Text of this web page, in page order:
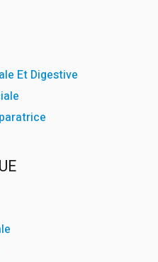
Et Digestive